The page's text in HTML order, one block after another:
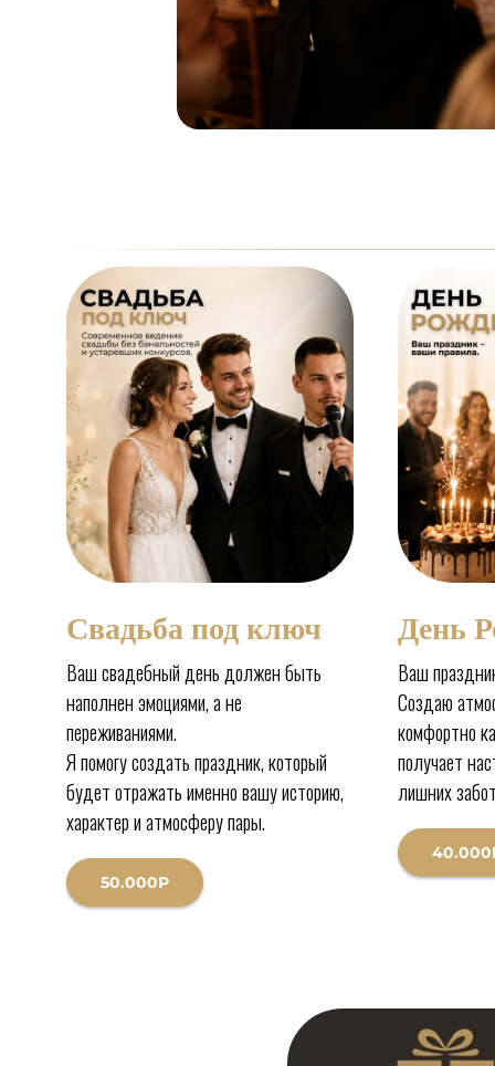
Свадьба под ключ
Ваш свадебный день должен быть
наполнен эмоциями, а не
переживаниями.
Я помогу создать праздник, который
будет отражать именно вашу историю,
характер и атмосферу пары.
50.000Р
День
Ваш
Создаю
комфортно
получает
лишних